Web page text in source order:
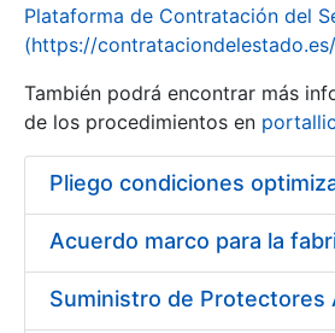
Erakutsi/Ezkutatu
Plataforma de Contratación del
(https://
También podrá encontrar más
de los procedimientos en